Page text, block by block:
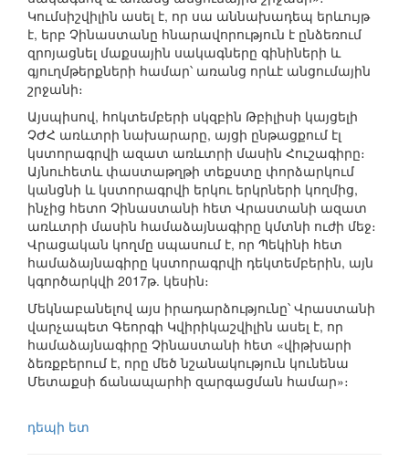
Կումսիշվիլին ասել է, որ սա աննախադեպ երևույթ
է, երբ Չինաստանը հնարավորություն է ընձեռում
զրոյացնել մաքսային սակագները գինիների և
գյուղմթերքների համար՝ առանց որևէ անցումային
շրջանի։
Այսպիսով, հոկտեմբերի սկզբին Թբիլիսի կայցելի
ՉԺՀ առևտրի նախարարը, այցի ընթացքում էլ
կստորագրվի ազատ առևտրի մասին Հուշագիրը։
Այնուհետև փաստաթղթի տեքստը փորձարկում
կանցնի և կստորագրվի երկու երկրների կողմից,
ինչից հետո Չինաստանի հետ Վրաստանի ազատ
առևտրի մասին համաձայնագիրը կմտնի ուժի մեջ։
Վրացական կողմը սպասում է, որ Պեկինի հետ
համաձայնագիրը կստորագրվի դեկտեմբերին, այն
կգործարկվի 2017թ. կեսին։
Մեկնաբանելով այս իրադարձությունը՝ Վրաստանի
վարչապետ Գեորգի Կվիրիկաշվիլին ասել է, որ
համաձայնագիրը Չինաստանի հետ «վիթխարի
ձեռքբերում է, որը մեծ նշանակություն կունենա
Մետաքսի ճանապարհի զարգացման համար»։
դեպի ետ